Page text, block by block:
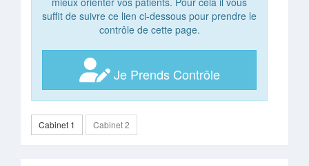
suffit de suivre ce lien ci-dessous pour prendre le
contrôle de cette page.
Je Prends Contrôle
Cabinet 1 Cabinet 2